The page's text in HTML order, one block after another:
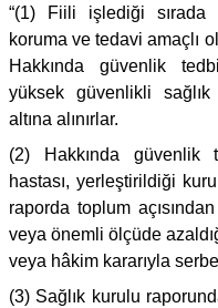
“(1) Fiili işlediği sırada
koruma ve tedavi amaçlı
Hakkında güvenlik
yüksek güvenlikli
altına alınırlar.
(2) Hakkında güvenlik
hastası, yerleştirildiği
raporda toplum
veya önemli ölçüde
veya hâkim kararıyla
(3) Sağlık kurulu